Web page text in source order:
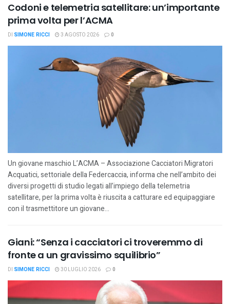
Codoni e telemetria satellitare: un’importante
prima volta per l’ACMA
DI SIMONE RICCI 3 AGOSTO 2026 0
Un giovane maschio L’ACMA – Associazione Cacciatori Migratori
Acquatici, settoriale della Federcaccia, informa che nell’ambito dei
diversi progetti di studio legati all’impiego della telemetria
satellitare, per la prima volta è riuscita a catturare ed equipaggiare
con il trasmettitore un giovane...
Giani: “Senza i cacciatori ci troveremmo di
fronte a un gravissimo squilibrio”
DI SIMONE RICCI 30 LUGLIO 2026 0